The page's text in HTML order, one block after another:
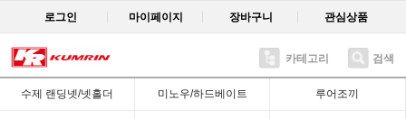
로그인 마이페이지 장바구니 관심상품
카테고리 검색
수제 랜딩넷/넷홀더 미노우/하드베이트 루어조끼Recent